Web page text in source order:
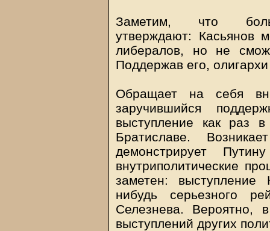
Заметим, что
утверждают: Касьянов
либералов, но не
Поддержав его,
Обращает на себя
заручившийся
выступление как раз
Братиславе.
демонстрирует
внутриполитические
заметен: выступление
нибудь серьезного
Селезнева. Вероятно,
выступлений других